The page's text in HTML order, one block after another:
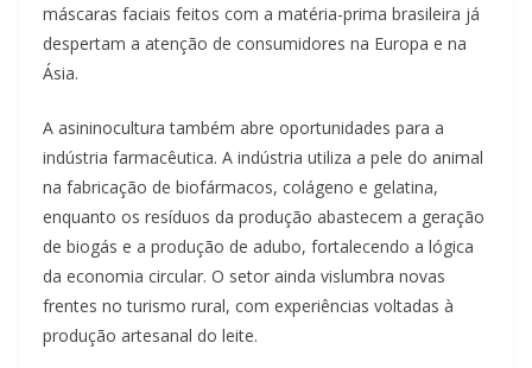
máscaras faciais feitos com a matéria-prima brasileira já
despertam a atenção de consumidores na Europa e na
Ásia.
A asininocultura também abre oportunidades para a
indústria farmacêutica. A indústria utiliza a pele do animal
na fabricação de biofármacos, colágeno e gelatina,
enquanto os resíduos da produção abastecem a geração
de biogás e a produção de adubo, fortalecendo a lógica
da economia circular. O setor ainda vislumbra novas
frentes no turismo rural, com experiências voltadas à
produção artesanal do leite.